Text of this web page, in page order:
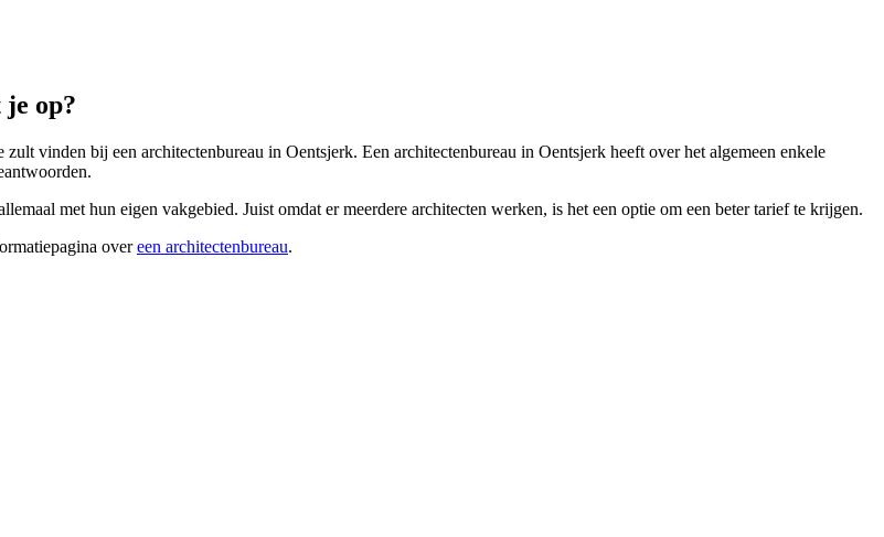
op?
vinden bij een architectenbureau in Oentsjerk. Een architectenbureau in Oentsjerk heeft over het algemeen enkele
met hun eigen vakgebied. Juist omdat er meerdere architecten werken, is het een optie om een beter tarief te krijgen.
overeen architectenbureau.